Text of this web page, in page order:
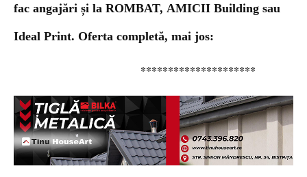
fac angajări și la ROMBAT, AMICII Building sau
Ideal Print. Oferta completă, mai jos:
*********************